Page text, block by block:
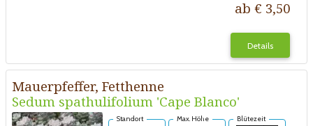
ab € 3,50
Details
Mauerpfeffer, Fetthenne
Sedum spathulifolium 'Cape Blanco'
Standort Max. Höhe
Blütezeit